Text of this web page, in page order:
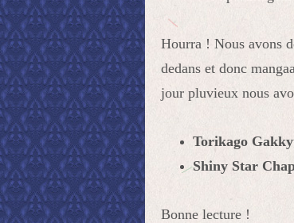
Hourra ! Nous avons
dedans et donc
jour pluvieux nous
Torikago
Shiny Star
Bonne lecture !